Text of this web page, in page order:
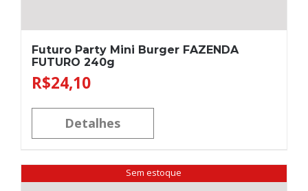
Futuro Party Mini Burger FAZENDA
FUTURO 240g
R$24,10
Detalhes
Sem estoque